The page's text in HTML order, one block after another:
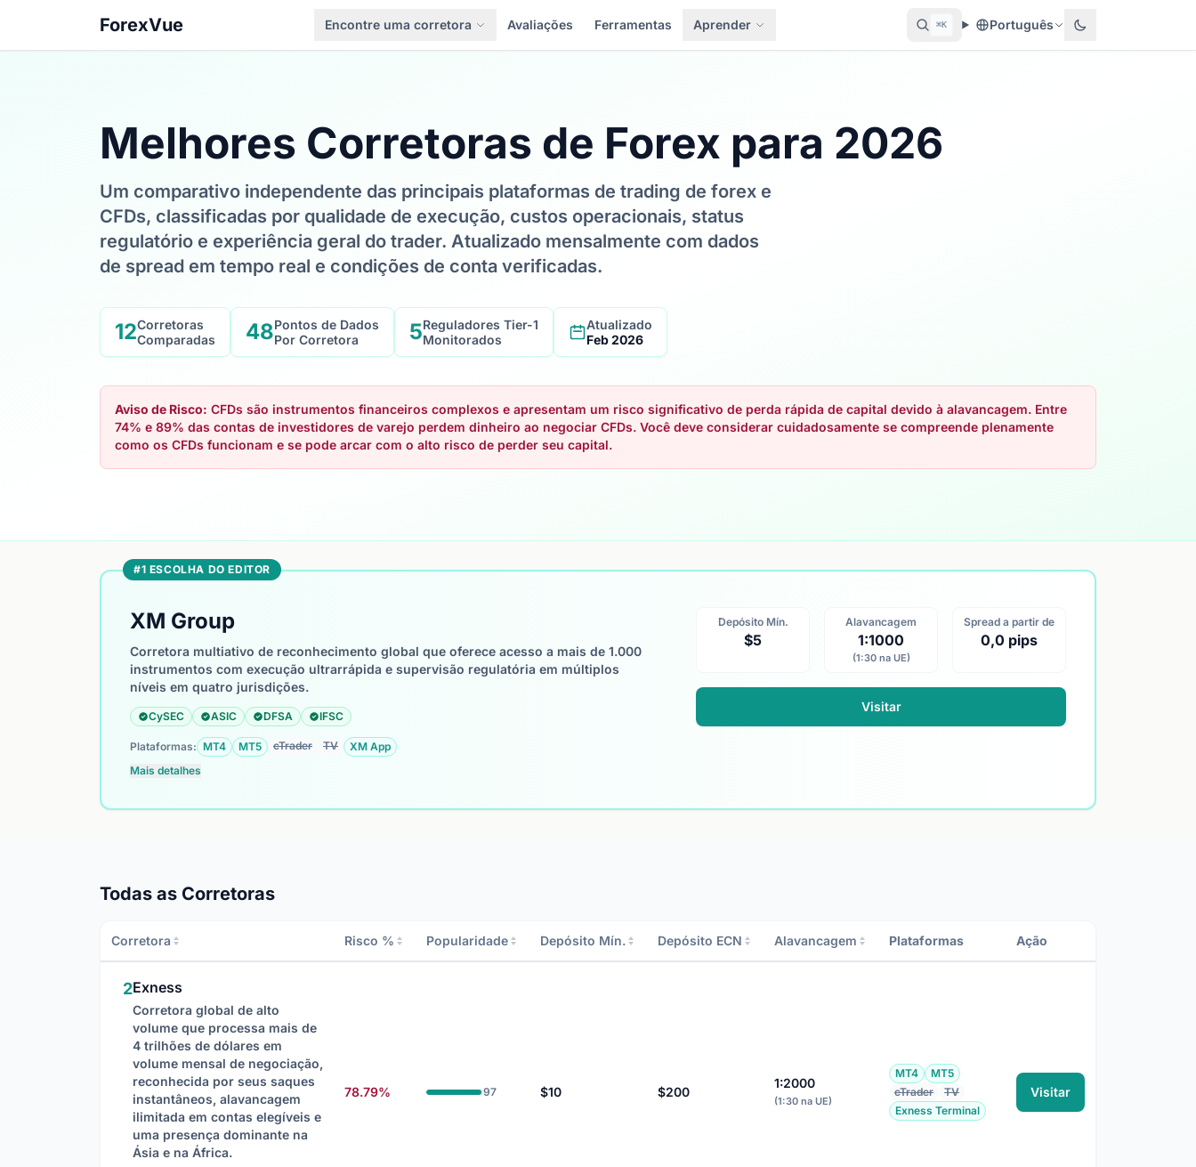
ForexVue Encontre uma corretora Avaliações Ferramentas Aprender ⌘K Português
Melhores Corretoras de Forex para 2026
Um comparativo independente das principais plataformas de trading de forex e
CFDs, classificadas por qualidade de execução, custos operacionais, status
regulatório e experiência geral do trader. Atualizado mensalmente com dados
de spread em tempo real e condições de conta verificadas.
12Corretoras
Comparadas
48Pontos de Dados
Por Corretora
5Reguladores Tier-1
Monitorados
Atualizado
Feb 2026
Aviso de Risco: CFDs são instrumentos financeiros complexos e apresentam um risco significativo de perda rápida de capital devido à alavancagem. Entre
74% e 89% das contas de investidores de varejo perdem dinheiro ao negociar CFDs. Você deve considerar cuidadosamente se compreende plenamente
como os CFDs funcionam e se pode arcar com o alto risco de perder seu capital.
#1 ESCOLHA DO EDITOR
XM Group
Corretora multiativo de reconhecimento global que oferece acesso a mais de 1.000
instrumentos com execução ultrarrápida e supervisão regulatória em múltiplos
níveis em quatro jurisdições.
CySEC ASIC DFSA IFSC
Plataformas: MT4 MT5 cTrader TV
XM App
Mais detalhes
Depósito Mín.
$5
Alavancagem
1:1000
(1:30 na UE)
Spread a partir de
0,0 pips
Visitar
Todas as Corretoras
Corretora Risco % Popularidade Depósito Mín. Depósito ECN Alavancagem Plataformas Ação
2Exness
Corretora global de alto
volume que processa mais de
4 trilhões de dólares em
volume mensal de negociação,
reconhecida por seus saques
instantâneos, alavancagem
ilimitada em contas elegíveis e
uma presença dominante na
Ásia e na África.
78.79% 97 $10 $200
1:2000
(1:30 na UE)
MT4
MT5
cTrader
TV
Exness Terminal
Visitar